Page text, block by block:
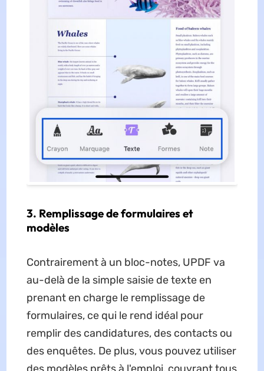
3. Remplissage de formulaires et
modèles
Contrairement à un bloc-notes, UPDF va
au-delà de la simple saisie de texte en
prenant en charge le remplissage de
formulaires, ce qui le rend idéal pour
remplir des candidatures, des contacts ou
des enquêtes. De plus, vous pouvez utiliser